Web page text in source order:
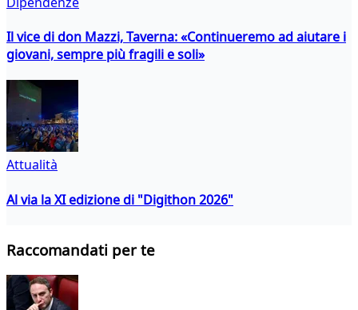
Il vice di don Mazzi, Taverna: «Continueremo ad aiutare i
giovani, sempre più fragili e soli»
Attualità
Al via la XI edizione di "Digithon 2026"
Raccomandati per te